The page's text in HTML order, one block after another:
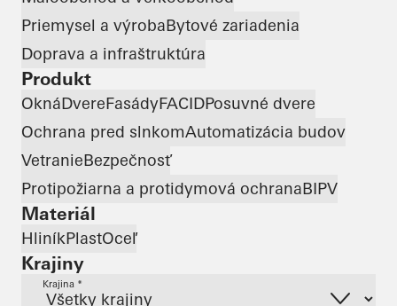
Priemysel a výrobaBytové zariadenia
Doprava a infraštruktúra
Produkt
OknáDvereFasádyFACIDPosuvné dvere
Ochrana pred slnkomAutomatizácia budov
VetranieBezpečnosť
Protipožiarna a protidymová ochranaBIPV
Materiál
HliníkPlastOceľ
Krajiny
Krajina *